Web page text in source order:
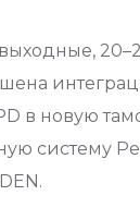
в новую
систему